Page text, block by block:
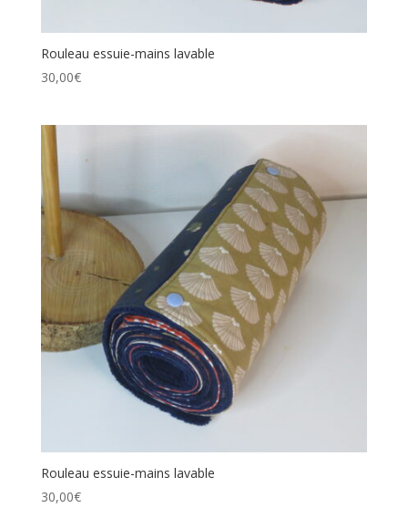
Rouleau essuie-mains lavable
30,00€
Rouleau essuie-mains lavable
30,00€